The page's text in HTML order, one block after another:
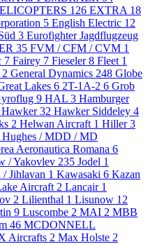
126 EXTRA 18
5 English Electric 12
3 Eurofighter Jagdflugzeug
35 FVM / CFM / CVM 1
7 Fairey 7 Fieseler8 Fleet 1
2 General Dynamics 248 Globe
Lakes 6 2T-1A-2 6 Grob
9 HAL 3 Hamburger
Hawker32 Hawker Siddeley 4
2 Helwan Aircraft 1 Hiller3
Hughes / MDD / MD
Aeronautica Romana 6
/ Yakovlev 235 Jodel 1
/ Jihlavan 1 Kawasaki 6 Kazan
Aircraft 2 Lancair 1
2 Lilienthal 1 Lisunow 12
9 Luscombe 2 MAI 2 MBB
46 MCDONNELL
Aircrafts 2 Max Holste 2